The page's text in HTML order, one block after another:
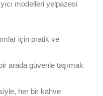
modelleri yelpazesi
için pratik ve
arada güvenle taşımak
her bir kahve